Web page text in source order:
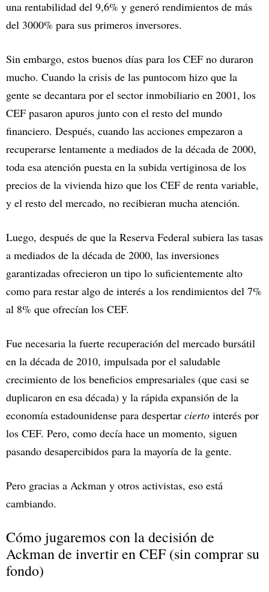
una rentabilidad del 9,6% y generó rendimientos de más
del 3000% para sus primeros inversores.
Sin embargo, estos buenos días para los CEF no duraron
mucho. Cuando la crisis de las puntocom hizo que la
gente se decantara por el sector inmobiliario en 2001, los
CEF pasaron apuros junto con el resto del mundo
financiero. Después, cuando las acciones empezaron a
recuperarse lentamente a mediados de la década de 2000,
toda esa atención puesta en la subida vertiginosa de los
precios de la vivienda hizo que los CEF de renta variable,
y el resto del mercado, no recibieran mucha atención.
Luego, después de que la Reserva Federal subiera las tasas
a mediados de la década de 2000, las inversiones
garantizadas ofrecieron un tipo lo suficientemente alto
como para restar algo de interés a los rendimientos del 7%
al 8% que ofrecían los CEF.
Fue necesaria la fuerte recuperación del mercado bursátil
en la década de 2010, impulsada por el saludable
crecimiento de los beneficios empresariales (que casi se
duplicaron en esa década) y la rápida expansión de la
economía estadounidense para despertar cierto interés por
los CEF. Pero, como decía hace un momento, siguen
pasando desapercibidos para la mayoría de la gente.
Pero gracias a Ackman y otros activistas, eso está
cambiando.
Cómo jugaremos con la decisión de
Ackman de invertir en CEF (sin comprar su
fondo)